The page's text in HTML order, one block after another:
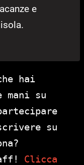
e
hai
su
su
Clicca